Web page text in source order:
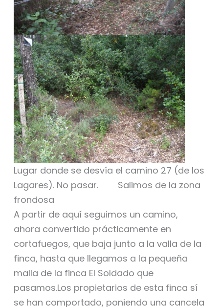
Lugar donde se desvía el camino 27 (de los
Lagares). No pasar. Salimos de la zona
frondosa
A partir de aquí seguimos un camino,
ahora convertido prácticamente en
cortafuegos, que baja junto a la valla de la
finca, hasta que llegamos a la pequeña
malla de la finca El Soldado que
pasamos.Los propietarios de esta finca sí
se han comportado, poniendo una cancela